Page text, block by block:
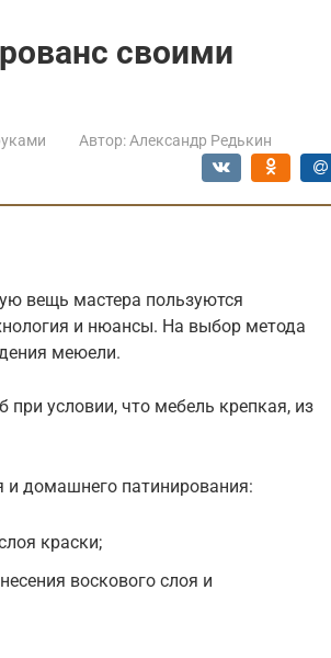
своими
Автор: Александр Редькин
вещь мастера пользуются
и нюансы. На выбор метода
меюели.
условии, что мебель крепкая, из
домашнего патинирования:
краски;
воскового слоя и